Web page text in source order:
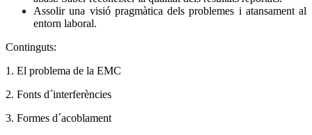
Assolir una visió pragmàtica dels problemes i atansament al
entorn laboral.
Continguts:
1. El problema de la EMC
2. Fonts d´interferències
3. Formes d´acoblament